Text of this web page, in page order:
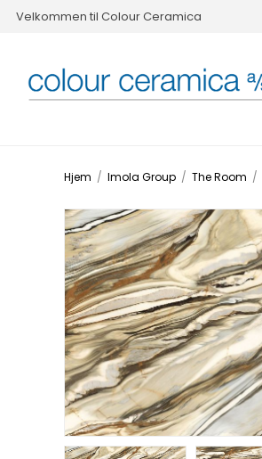
Velkommen til Colour Ceramica
Hjem / Imola Group / The Room /